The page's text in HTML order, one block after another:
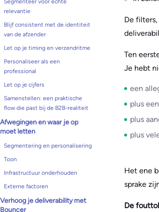
Segmenteer voor echte
relevantie
Blijf consistent met de identiteit
van de afzender
Let op je timing en verzendritme
Personaliseer als een
professional
Let op je cijfers
Samenstellen: een praktische
flow die past bij de B2B-realiteit
Afwegingen en waar je op
moet letten
Segmentering en personalisering
Toon
Infrastructuur onderhouden
Externe factoren
Verhoog je deliverability met
Bouncer
De
Ten
Je hebt
een
plus
plus
plus
Het ene
sprake
De